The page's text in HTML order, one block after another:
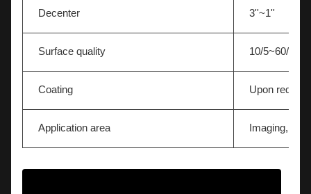
Decenter 3''~1''
Surface quality 10/5~60/40
Coating Upon request
Application area